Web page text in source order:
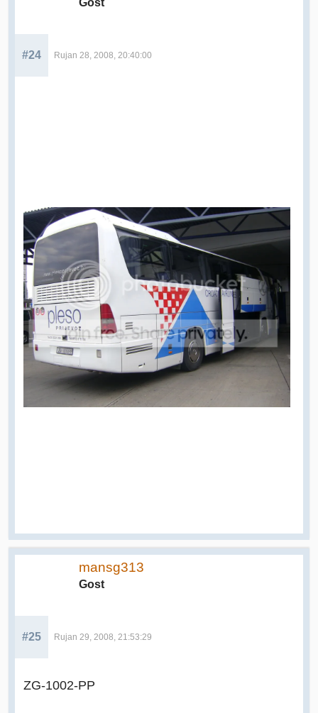
#24 Rujan 28, 2008, 20:40:00
mansg313
Gost
#25 Rujan 29, 2008, 21:53:29
ZG-1002-PP